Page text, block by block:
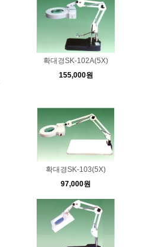
확대경SK-102A(5X)
155,000원
확대경SK-103(5X)
97,000원